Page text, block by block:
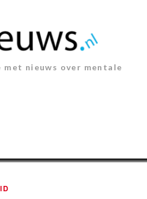
nieuws over mentale